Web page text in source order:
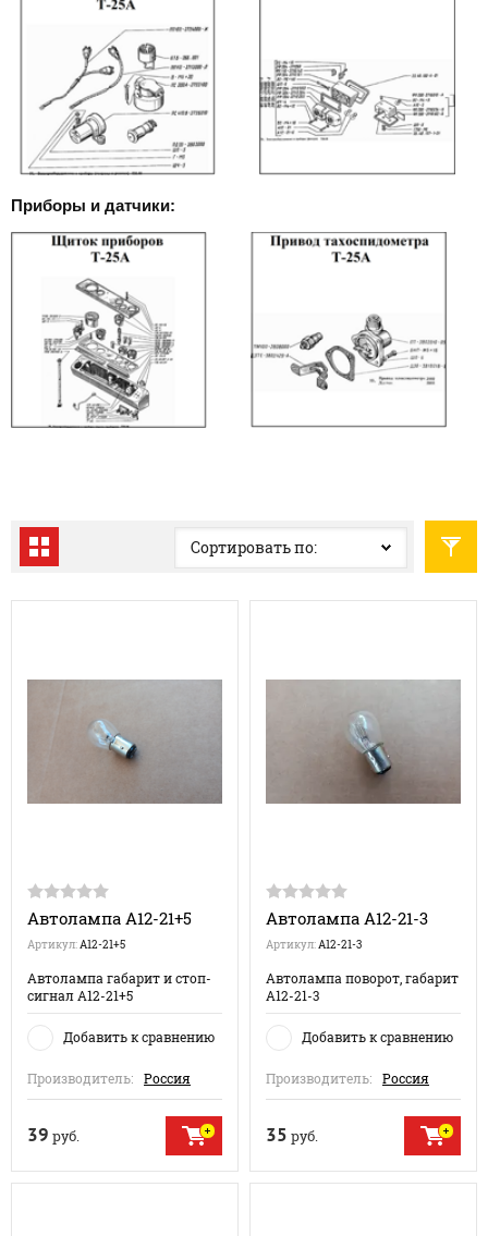
Приборы и датчики:
Сортировать по:
Автолампа А12-21+5
Артикул:А12-21+5
Автолампа габарит и стоп-
сигнал А12-21+5
Добавить к сравнению
Производитель: Россия
39 руб.
Автолампа А12-21-3
Артикул:А12-21-3
Автолампа поворот, габарит
А12-21-3
Добавить к сравнению
Производитель: Россия
35 руб.